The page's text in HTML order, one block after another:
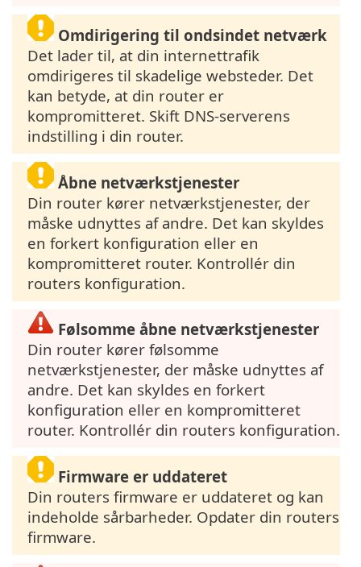
Omdirigering til ondsindet netværk
Det lader til, at din internettrafik
omdirigeres til skadelige websteder. Det
kan betyde, at din router er
kompromitteret. Skift DNS-serverens
indstilling i din router.
Åbne netværkstjenester
Din router kører netværkstjenester, der
måske udnyttes af andre. Det kan skyldes
en forkert konfiguration eller en
kompromitteret router. Kontrollér din
routers konfiguration.
Følsomme åbne netværkstjenester
Din router kører følsomme
netværkstjenester, der måske udnyttes af
andre. Det kan skyldes en forkert
konfiguration eller en kompromitteret
router. Kontrollér din routers konfiguration.
Firmware er uddateret
Din routers firmware er uddateret og kan
indeholde sårbarheder. Opdater din routers
firmware.